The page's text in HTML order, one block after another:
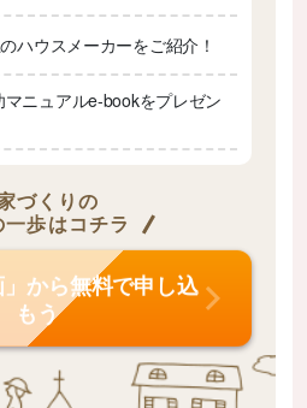
ハウスメーカーをご紹介！
ニュアルe-bookをプレゼン
づくりの
歩はコチラ
」から無料で申し込
もう